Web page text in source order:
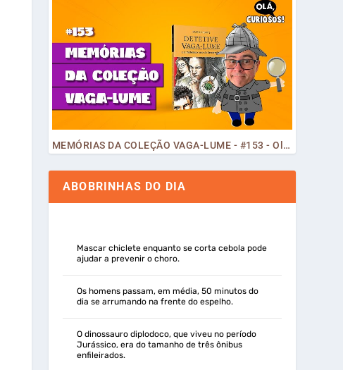
MEMÓRIAS DA COLEÇÃO VAGA-LUME - #153 - Olá, Curiosos! 2023
ABOBRINHAS DO DIA
Mascar chiclete enquanto se corta cebola pode
ajudar a prevenir o choro.
Os homens passam, em média, 50 minutos do
dia se arrumando na frente do espelho.
O dinossauro diplodoco, que viveu no período
Jurássico, era do tamanho de três ônibus
enfileirados.